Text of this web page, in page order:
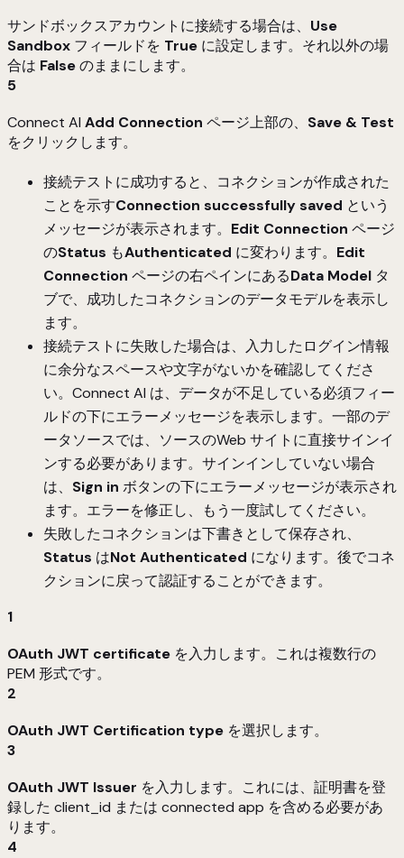
サンドボックスアカウントに接続する場合は、 Use
Sandbox フィールドを True に設定します。それ以外の場
合は Falseのままにします。
5
Connect AI Add Connection ページ上部の、 Save & Test
をクリックします。
接続テストに成功すると、コネクションが作成された
ことを示すConnection successfully saved という
メッセージが表示されます。 Edit Connection ページ
のStatus もAuthenticated に変わります。 Edit
Connection ページの右ペインにあるData Model タ
ブで、成功したコネクションのデータモデルを表示し
ます。
接続テストに失敗した場合は、入力したログイン情報
に余分なスペースや文字がないかを確認してくださ
い。Connect AI は、データが不足している必須フィー
ルドの下にエラーメッセージを表示します。一部のデ
ータソースでは、ソースのWeb サイトに直接サインイ
ンする必要があります。サインインしていない場合
は、 Sign in ボタンの下にエラーメッセージが表示され
ます。エラーを修正し、もう一度試してください。
失敗したコネクションは下書きとして保存され、
Status はNot Authenticated になります。後でコネ
クションに戻って認証することができます。
1
OAuth JWT certificate を入力します。これは複数行の
PEM 形式です。
2
OAuth JWT Certification type を選択します。
3
OAuth JWT Issuer を入力します。これには、証明書を登
録した client_id または connected app を含める必要があ
ります。
4